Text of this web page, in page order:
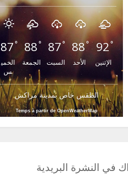
87°
الخمي
س
88°
الجمعة
87°
السبت
88°
الأحد
92°
الإثنين
الطقس خاص بمدينة مراكش
Temps à partir de OpenWeatherMap
في النشرة البريدية